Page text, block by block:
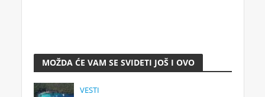
MOŽDA ĆE VAM SE SVIDETI JOŠ I OVO
VESTI